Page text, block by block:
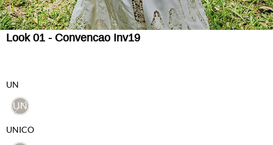
Look 01 - Convencao Inv19
UNICO
UN
UN